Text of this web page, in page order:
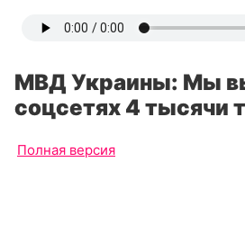
МВД Украины: Мы
соцсетях 4 тысячи
Полная версия